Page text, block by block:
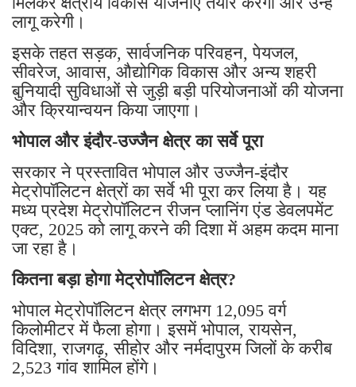
लागू करेगी।
इसके तहत सड़क, सार्वजनिक परिवहन, पेयजल,
सीवरेज, आवास, औद्योगिक विकास और अन्य शहरी
बुनियादी सुविधाओं से जुड़ी बड़ी परियोजनाओं की योजना
और क्रियान्वयन किया जाएगा।
भोपाल और इंदौर-उज्जैन क्षेत्र का सर्वे पूरा
सरकार ने प्रस्तावित भोपाल और उज्जैन-इंदौर
मेट्रोपॉलिटन क्षेत्रों का सर्वे भी पूरा कर लिया है। यह
मध्य प्रदेश मेट्रोपॉलिटन रीजन प्लानिंग एंड डेवलपमेंट
एक्ट, 2025 को लागू करने की दिशा में अहम कदम माना
जा रहा है।
कितना बड़ा होगा मेट्रोपॉलिटन क्षेत्र?
भोपाल मेट्रोपॉलिटन क्षेत्र लगभग 12,095 वर्ग
किलोमीटर में फैला होगा। इसमें भोपाल, रायसेन,
विदिशा, राजगढ़, सीहोर और नर्मदापुरम जिलों के करीब
2,523 गांव शामिल होंगे।